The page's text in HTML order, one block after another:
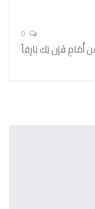
أُمَامِ فَإن يَك بَارِقاً